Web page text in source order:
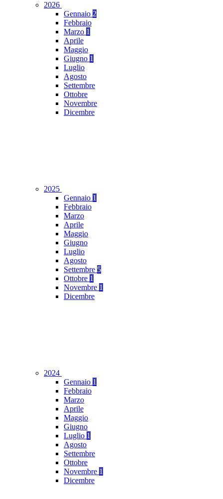
2026
Gennaio 2
Febbraio
Marzo 1
Aprile
Maggio
Giugno 1
Luglio
Agosto
Settembre
Ottobre
Novembre
Dicembre
2025
Gennaio 1
Febbraio
Marzo
Aprile
Maggio
Giugno
Luglio
Agosto
Settembre 5
Ottobre 1
Novembre 1
Dicembre
2024
Gennaio 1
Febbraio
Marzo
Aprile
Maggio
Giugno
Luglio 1
Agosto
Settembre
Ottobre
Novembre 1
Dicembre